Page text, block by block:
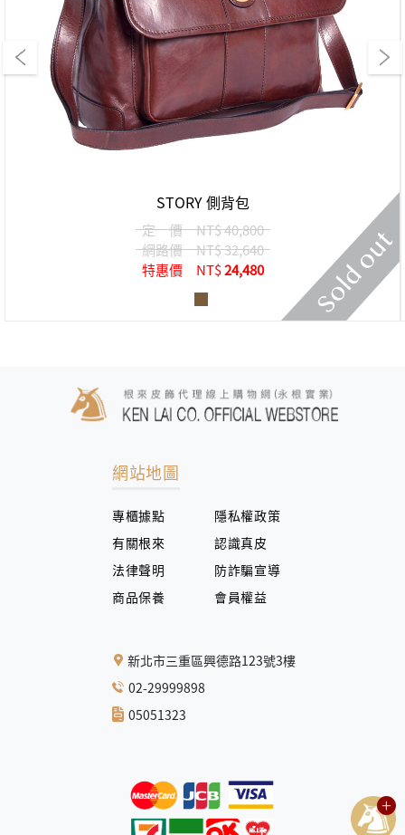
STORY 側背包
定 價NT$ 40,800
網路價NT$ 32,640
特惠價
NT$24,480
網站地圖
專櫃據點
隱私權政策
有關根來
認識真皮
法律聲明
防詐騙宣導
商品保養
會員權益
新北市三重區興德路123號3樓
02-29999898
05051323